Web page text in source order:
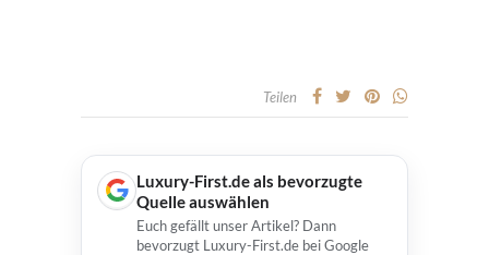
Teilen
Luxury-First.de als bevorzugte
Quelle auswählen
Euch gefällt unser Artikel? Dann
bevorzugt Luxury-First.de bei Google